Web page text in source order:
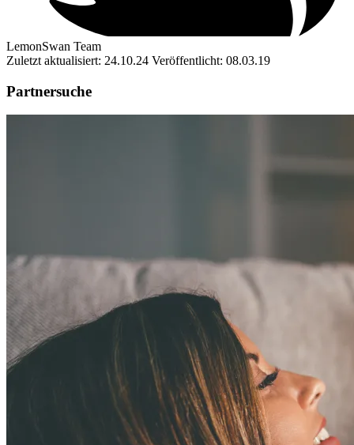
LemonSwan Team
Zuletzt aktualisiert: 24.10.24 Veröffentlicht: 08.03.19
Partnersuche